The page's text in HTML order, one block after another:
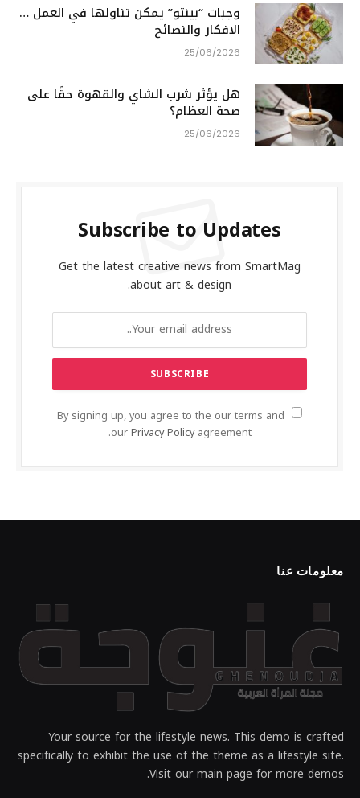
وجبات “بينتو” يمكن تناولها في العمل …
الافكار والنصائح
25/06/2026
هل يؤثر شرب الشاي والقهوة حقًا على
صحة العظام؟
25/06/2026
Subscribe to Updates
Get the latest creative news from SmartMag
about art & design.
By signing up, you agree to the our terms and
ourPrivacy Policyagreement.
معلومات عنا
Your source for the lifestyle news. This demo is crafted
specifically to exhibit the use of the theme as a lifestyle site.
Visit our main page for more demos.